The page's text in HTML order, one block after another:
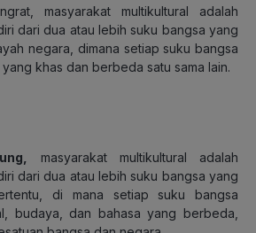
, masyarakat multikultural adalah
dari dua atau lebih suku bangsa yang
negara, dimana setiap suku bangsa
khas dan berbeda satu sama lain.
masyarakat multikultural adalah
dari dua atau lebih suku bangsa yang
di mana setiap suku bangsa
budaya, dan bahasa yang berbeda,